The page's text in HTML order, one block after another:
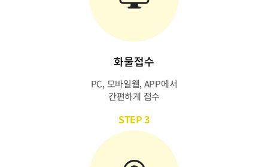
화물접수
PC, 모바일웹, APP에서
간편하게 접수
STEP 3